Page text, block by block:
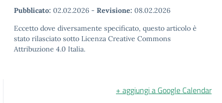
Pubblicato: 02.02.2026 - Revisione: 08.02.2026
Eccetto dove diversamente specificato, questo articolo è
stato rilasciato sotto Licenza Creative Commons
Attribuzione 4.0 Italia.
+ aggiungi a Google Calendar